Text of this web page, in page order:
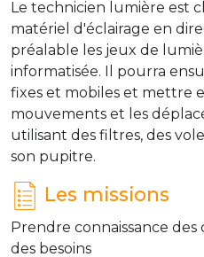
Le technicien lumière est
matériel d'éclairage en
préalable les jeux de
informatisée. Il pourra
fixes et mobiles et mettre
mouvements et les
utilisant des filtres, des
son pupitre.
Les missions
Prendre connaissance
des besoins